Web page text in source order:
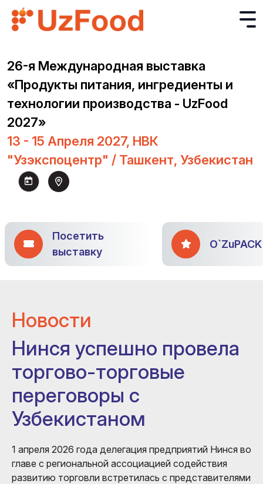
26-я Международная выставка
«Продукты питания, ингредиенты и
технологии производства - UzFood
2027»
13 - 15 Апреля 2027, НВК
"Узэкспоцентр" / Ташкент, Узбекистан
Посетить
выставку
O`ZuPACK
Новости
Нинся успешно провела
торгово-торговые
переговоры с
Узбекистаном
1 апреля 2026 года делегация предприятий Нинся во
главе с региональной ассоциацией содействия
развитию торговли встретилась с представителями